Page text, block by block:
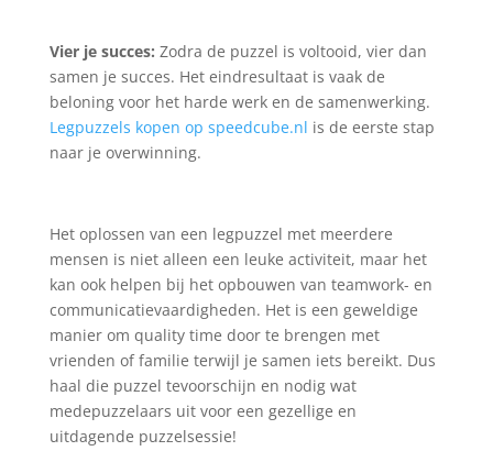
Vier je succes: Zodra de puzzel is voltooid, vier dan
samen je succes. Het eindresultaat is vaak de
beloning voor het harde werk en de samenwerking.
Legpuzzels kopen op speedcube.nl is de eerste stap
naar je overwinning.
Het oplossen van een legpuzzel met meerdere
mensen is niet alleen een leuke activiteit, maar het
kan ook helpen bij het opbouwen van teamwork- en
communicatievaardigheden. Het is een geweldige
manier om quality time door te brengen met
vrienden of familie terwijl je samen iets bereikt. Dus
haal die puzzel tevoorschijn en nodig wat
medepuzzelaars uit voor een gezellige en
uitdagende puzzelsessie!